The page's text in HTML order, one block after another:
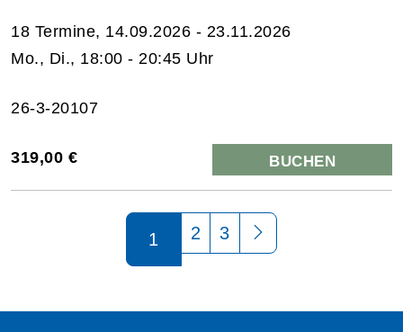
18 Termine, 14.09.2026 - 23.11.2026
Mo., Di., 18:00 - 20:45 Uhr
26-3-20107
319,00 € BUCHEN
1 2 3